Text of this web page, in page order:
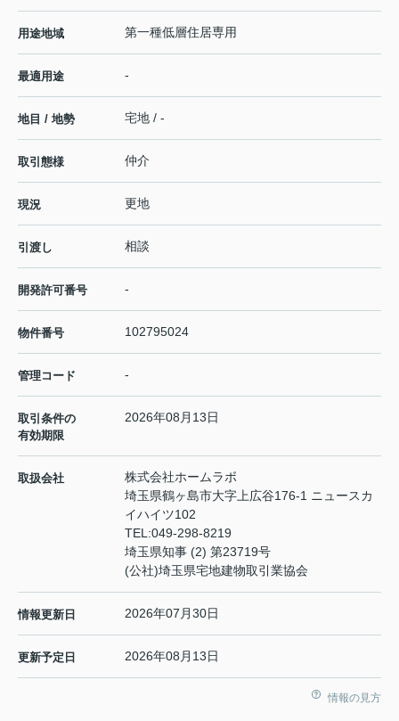
用途地域 第一種低層住居専用
最適用途 -
地目 / 地勢 宅地 / -
取引態様 仲介
現況 更地
引渡し 相談
開発許可番号 -
物件番号 102795024
管理コード -
取引条件の
有効期限
2026年08月13日
取扱会社
株式会社ホームラボ
埼玉県鶴ヶ島市大字上広谷176-1 ニュースカ
イハイツ102
TEL:049-298-8219
埼玉県知事 (2) 第23719号
(公社)埼玉県宅地建物取引業協会
情報更新日 2026年07月30日
更新予定日 2026年08月13日
情報の見方